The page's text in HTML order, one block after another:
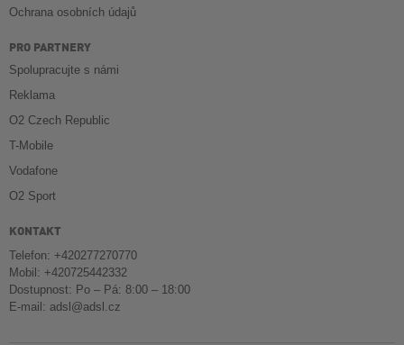
Ochrana osobních údajů
PRO PARTNERY
Spolupracujte s námi
Reklama
O2 Czech Republic
T-Mobile
Vodafone
O2 Sport
KONTAKT
Telefon: +420277270770
Mobil: +420725442332
Dostupnost: Po – Pá: 8:00 – 18:00
E-mail: adsl@adsl.cz